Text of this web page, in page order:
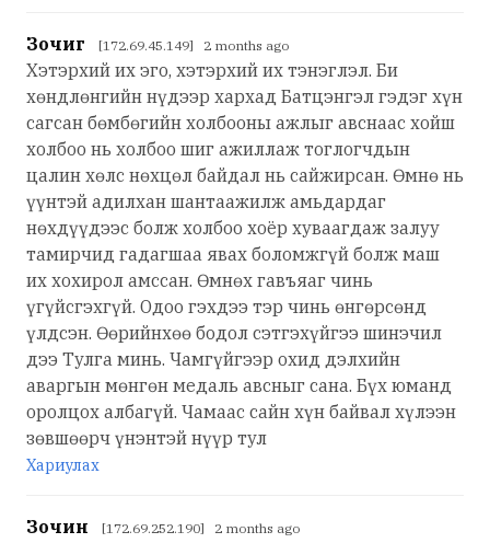
Зочиг [172.69.45.149] 2 months ago
Хэтэрхий их эго, хэтэрхий их тэнэглэл. Би
хөндлөнгийн нүдээр хархад Батцэнгэл гэдэг хүн
сагсан бөмбөгийн холбооны ажлыг авснаас хойш
холбоо нь холбоо шиг ажиллаж тоглогчдын
цалин хөлс нөхцөл байдал нь сайжирсан. Өмнө нь
үүнтэй адилхан шантаажилж амьдардаг
нөхдүүдээс болж холбоо хоёр хуваагдаж залуу
тамирчид гадагшаа явах боломжгүй болж маш
их хохирол амссан. Өмнөх гавъяаг чинь
үгүйсгэхгүй. Одоо гэхдээ тэр чинь өнгөрсөнд
үлдсэн. Өөрийнхөө бодол сэтгэхүйгээ шинэчил
дээ Тулга минь. Чамгүйгээр охид дэлхийн
аваргын мөнгөн медаль авсныг сана. Бүх юманд
оролцох албагүй. Чамаас сайн хүн байвал хүлээн
зөвшөөрч үнэнтэй нүүр тул
Хариулах
Зочин [172.69.252.190] 2 months ago